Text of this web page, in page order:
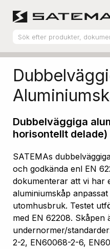
Produktsortiment
Dubbelväggiga
horisontellt delade)
SATEMAs
och godkända enl EN
dokumenterar att vi har
aluminiumskåp
utomhusbruk. Testet
med EN 62208. Skåpen
undernormer/
2-2, EN60068-2-6,